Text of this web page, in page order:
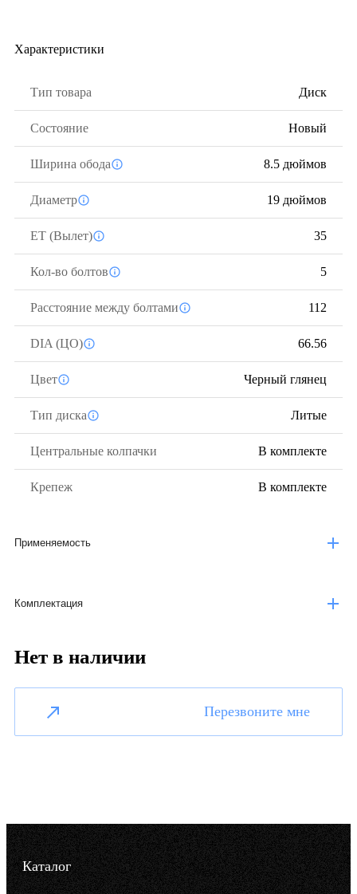
Характеристики
Тип товара Диск
Состояние Новый
Ширина обода 8.5 дюймов
Диаметр 19 дюймов
ЕТ (Вылет) 35
Кол-во болтов 5
Расстояние между болтами 112
DIA (ЦО) 66.56
Цвет Черный глянец
Тип диска Литые
Центральные колпачки В комплекте
Крепеж В комплекте
Применяемость
Комплектация
Нет в наличии
Перезвоните мне
Каталог